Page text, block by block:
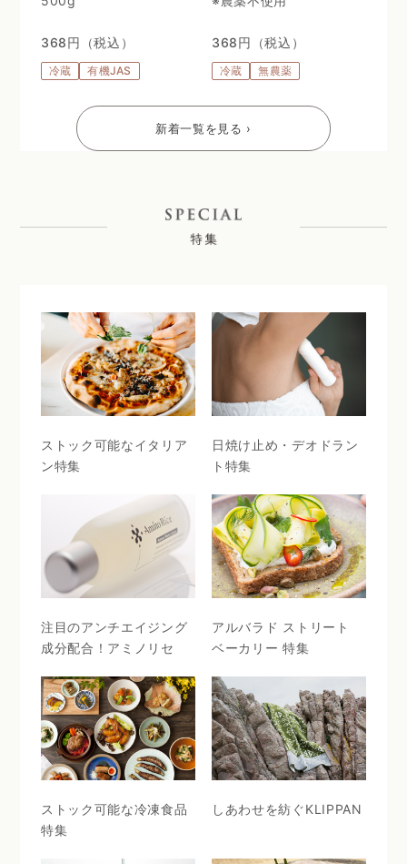
368円（税込）
冷蔵 有機JAS
368円（税込）
冷蔵 無農薬
新着一覧を見る ›
ストック可能なイタリア
ン特集
日焼け止め・デオドラン
ト特集
注目のアンチエイジング
成分配合！アミノリセ
アルバラド ストリート
ベーカリー 特集
ストック可能な冷凍食品
特集
しあわせを紡ぐKLIPPAN